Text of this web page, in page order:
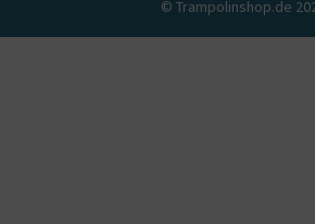
© Trampolinshop.de